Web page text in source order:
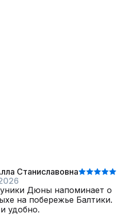
Станиславовна
Дюны напоминает о
на побережье Балтики.
удобно.